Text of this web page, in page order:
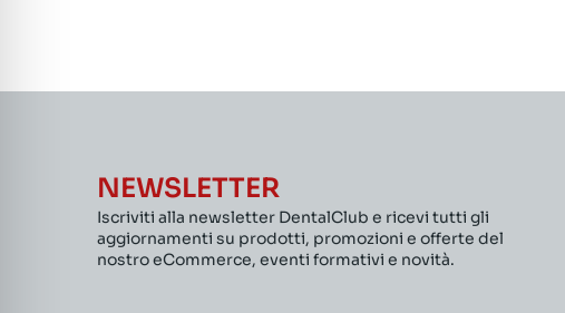
NEWSLETTER
Iscriviti alla newsletter DentalClub e ricevi tutti gli
aggiornamenti su prodotti, promozioni e offerte del
nostro eCommerce, eventi formativi e novità.